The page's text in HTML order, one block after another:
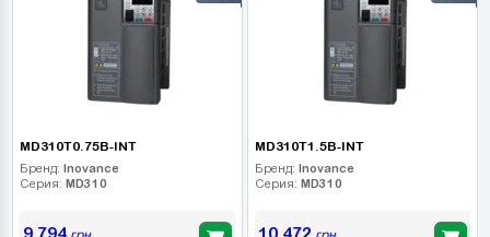
MD310T0.75B-INT
Бренд: Inovance
Серия: MD310
9 794
MD310T1.5B-INT
Бренд: Inovance
Серия: MD310
10 472